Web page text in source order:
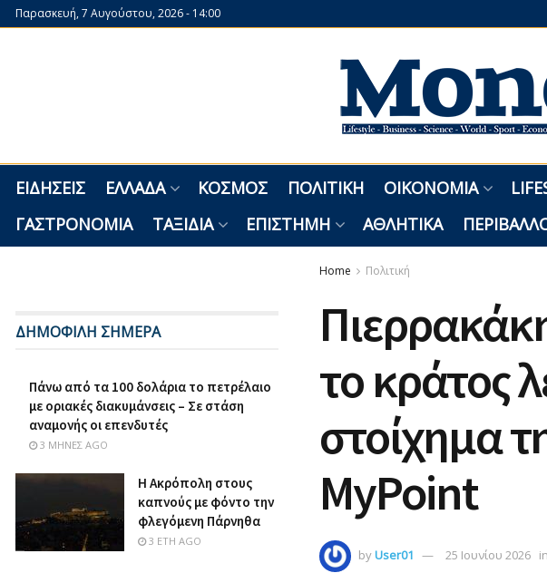
Παρασκευή, 7 Αυγούστου, 2026 - 14:00
ΕΙΔΉΣΕΙΣ ΕΛΛΆΔΑ ΚΌΣΜΟΣ ΠΟΛΙΤΙΚΉ ΟΙΚΟΝΟΜΊΑ
ΓΑΣΤΡΟΝΟΜΊΑ
ΤΑΞΊΔΙΑ ΕΠΙΣΤΉΜΗ ΑΘΛΗΤΙΚΆ
Home Πολιτική
το κράτος
στοίχημα
MyPoint
byUser01 25 Ιουνίου 2026 in
ΔΗΜΟΦΙΛΗ ΣΗΜΕΡΑ
Πάνω από τα 100 δολάρια το πετρέλαιο
με οριακές διακυμάνσεις – Σε στάση
αναμονής οι επενδυτές
3 ΜΉΝΕΣ AGO
Η Ακρόπολη στους
καπνούς με φόντο την
φλεγόμενη Πάρνηθα
3 ΈΤΗ AGO